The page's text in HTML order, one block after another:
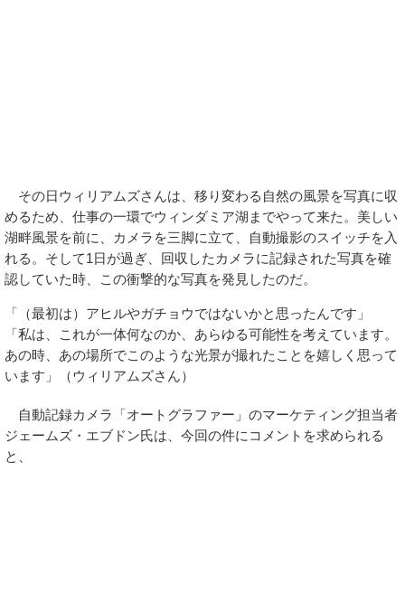
その日ウィリアムズさんは、移り変わる自然の風景を写真に収
めるため、仕事の一環でウィンダミア湖までやって来た。美しい
湖畔風景を前に、カメラを三脚に立て、自動撮影のスイッチを入
れる。そして1日が過ぎ、回収したカメラに記録された写真を確
認していた時、この衝撃的な写真を発見したのだ。
「（最初は）アヒルやガチョウではないかと思ったんです」
「私は、これが一体何なのか、あらゆる可能性を考えています。
あの時、あの場所でこのような光景が撮れたことを嬉しく思って
います」（ウィリアムズさん）
自動記録カメラ「オートグラファー」のマーケティング担当者
ジェームズ・エブドン氏は、今回の件にコメントを求められる
と、